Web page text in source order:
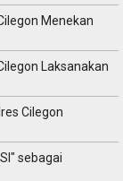
Menekan
Laksanakan
Cilegon
sebagai